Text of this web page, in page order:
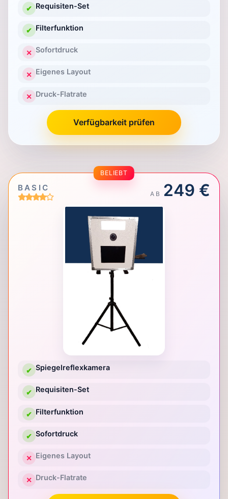
✔ Requisiten-Set
✔ Filterfunktion
✕ Sofortdruck
✕ Eigenes Layout
✕ Druck-Flatrate
Verfügbarkeit prüfen
BELIEBT
BASIC
AB 249 €
✔ Spiegelreflexkamera
✔ Requisiten-Set
✔ Filterfunktion
✔ Sofortdruck
✕ Eigenes Layout
✕ Druck-Flatrate